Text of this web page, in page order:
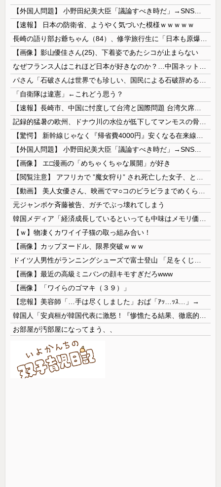
【速報】 日本の防衛省、ようやく気づいた模様ｗｗｗｗｗ
【画像】影山優佳さん(25)、下着姿であたシコが止まらない
「自衛隊は違憲」←これどう思う？
【画像】 エ□漫画の「めちゃくちゃな展開」が好き
元ジャンポケ斉藤被告、ガチでぶっ壊れてしまう
【ｗ】物凄くカワイイ子猫の取っ組み合い！
【画像】カップヌードル、限界突破ｗｗｗ
【画像】最近の高級ミニバンの顔キモすぎだろwww
【画像】「ワイらのゴマキ（３９）」
【悲報】美容師「…手は尽くしました」おば「ｱｯ…ｯｽ…」→
お部屋が汚部屋になってまう、、